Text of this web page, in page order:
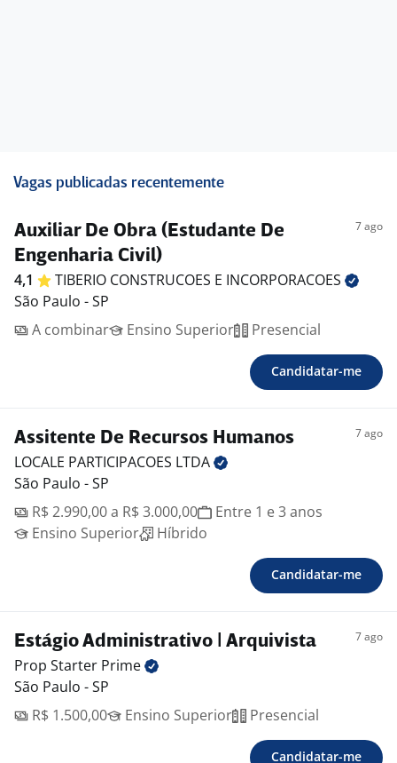
Vagas publicadas recentemente
Auxiliar De Obra (Estudante De
Engenharia Civil)
7 ago
4,1 TIBERIO CONSTRUCOES E INCORPORACOES
São Paulo - SP
A combinar
Ensino Superior Presencial
Candidatar-me
Assitente De Recursos Humanos 7 ago
LOCALE PARTICIPACOES LTDA
São Paulo - SP
R$ 2.990,00 a R$ 3.000,00
Entre 1 e 3 anos
Ensino Superior
Híbrido
Candidatar-me
Estágio Administrativo | Arquivista 7 ago
Prop Starter Prime
São Paulo - SP
R$ 1.500,00
Ensino Superior Presencial
Candidatar-me